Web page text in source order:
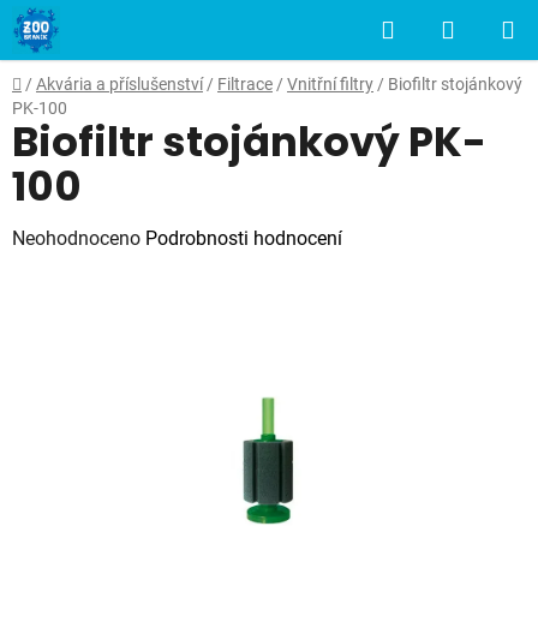
Přejít
na
obsah
Hledat
KOŠÍK
Domů
/ Akvária a příslušenství / Filtrace / Vnitřní filtry / Biofiltr stojánkový
PK-100
Biofiltr stojánkový PK-
100
Průměrné
Neohodnoceno Podrobnosti hodnocení